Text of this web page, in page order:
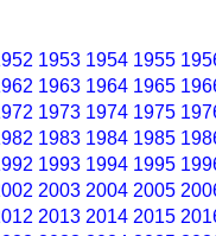
1953 1954 1955
1963 1964 1965
1973 1974 1975
1983 1984 1985
1993 1994 1995
2003 2004 2005
2013 2014 2015